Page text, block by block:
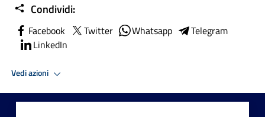
Condividi:
Facebook Twitter Whatsapp
Telegram
LinkedIn
Vedi azioni